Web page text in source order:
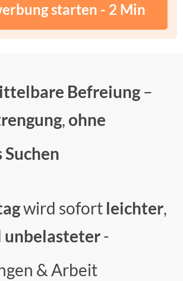
starten - 2 Min
Befreiung–
, ohne
wird sofort leichter,
unbelasteter-
& Arbeit